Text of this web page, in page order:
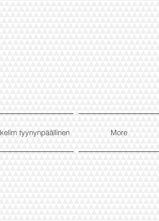
kelim tyynynpäällinen More